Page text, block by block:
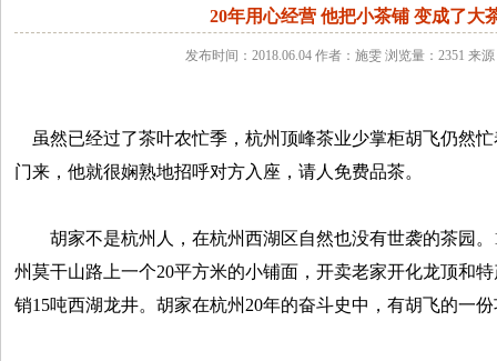
20年用心经营 他把小茶铺 变成了大
发布时间：2018.06.04 作者：施雯 浏览量：2351 来
虽然已经过了茶叶农忙季，杭州顶峰茶业少掌柜胡飞仍然
门来，他就很娴熟地招呼对方入座，请人免费品茶。
胡家不是杭州人，在杭州西湖区自然也没有世袭的茶园。
州莫干山路上一个20平方米的小铺面，开卖老家开化龙顶和
销15吨西湖龙井。胡家在杭州20年的奋斗史中，有胡飞的一